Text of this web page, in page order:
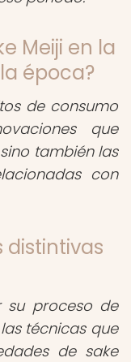
Meiji en la
época?
de consumo
que
también las
con
distintivas
proceso de
técnicas que
de sake